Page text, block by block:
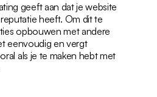
geeft aan dat je website
heeft. Om dit te
opbouwen met andere
eenvoudig en vergt
als je te maken hebt met